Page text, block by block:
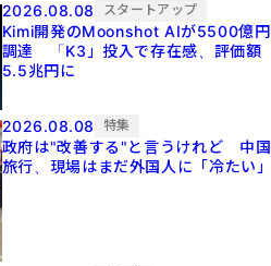
2026.08.08 スタートアップ
Kimi開発のMoonshot AIが5500億円
調達 「K3」投入で存在感、評価額
5.5兆円に
2026.08.08 特集
政府は"改善する"と言うけれど 中国
旅行、現場はまだ外国人に「冷たい